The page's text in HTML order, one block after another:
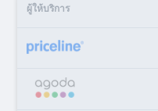
ผู้ให้บริการ